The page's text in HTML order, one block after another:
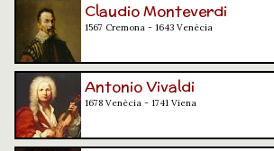
Claudio Monteverdi
1567 Cremona - 1643 Venècia
Antonio Vivaldi
1678 Venècia - 1741 Viena